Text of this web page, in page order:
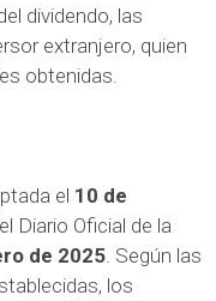
dividendo, las
extranjero, quien
obtenidas.
el 10 de
Diario Oficial de la
de 2025 . Según las
los